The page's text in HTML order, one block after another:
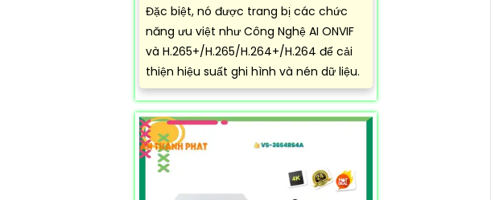
Đặc biệt, nó được trang bị các chức
năng ưu việt như Công Nghệ AI ONVIF
và H.265+/H.265/H.264+/H.264 để cải
thiện hiệu suất ghi hình và nén dữ liệu.